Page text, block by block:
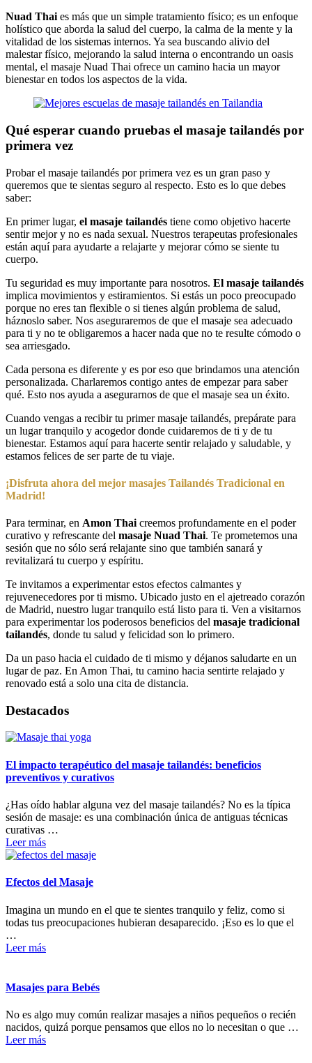
Nuad Thai es más que un simple tratamiento físico; es un enfoque
holístico que aborda la salud del cuerpo, la calma de la mente y la
vitalidad de los sistemas internos. Ya sea buscando alivio del
malestar físico, mejorando la salud interna o encontrando un oasis
mental, el masaje Nuad Thai ofrece un camino hacia un mayor
bienestar en todos los aspectos de la vida.
Qué esperar cuando pruebas el masaje tailandés por
primera vez
Probar el masaje tailandés por primera vez es un gran paso y
queremos que te sientas seguro al respecto. Esto es lo que debes
saber:
En primer lugar, el masaje tailandés tiene como objetivo hacerte
sentir mejor y no es nada sexual. Nuestros terapeutas profesionales
están aquí para ayudarte a relajarte y mejorar cómo se siente tu
cuerpo.
Tu seguridad es muy importante para nosotros. El masaje tailandés
implica movimientos y estiramientos. Si estás un poco preocupado
porque no eres tan flexible o si tienes algún problema de salud,
háznoslo saber. Nos aseguraremos de que el masaje sea adecuado
para ti y no te obligaremos a hacer nada que no te resulte cómodo o
sea arriesgado.
Cada persona es diferente y es por eso que brindamos una atención
personalizada. Charlaremos contigo antes de empezar para saber
qué. Esto nos ayuda a asegurarnos de que el masaje sea un éxito.
Cuando vengas a recibir tu primer masaje tailandés, prepárate para
un lugar tranquilo y acogedor donde cuidaremos de ti y de tu
bienestar. Estamos aquí para hacerte sentir relajado y saludable, y
estamos felices de ser parte de tu viaje.
¡Disfruta ahora del mejor masajes Tailandés Tradicional en
Madrid!
Para terminar, en Amon Thai creemos profundamente en el poder
curativo y refrescante del masaje Nuad Thai. Te prometemos una
sesión que no sólo será relajante sino que también sanará y
revitalizará tu cuerpo y espíritu.
Te invitamos a experimentar estos efectos calmantes y
rejuvenecedores por ti mismo. Ubicado justo en el ajetreado corazón
de Madrid, nuestro lugar tranquilo está listo para ti. Ven a visitarnos
para experimentar los poderosos beneficios del masaje tradicional
tailandés, donde tu salud y felicidad son lo primero.
Da un paso hacia el cuidado de ti mismo y déjanos saludarte en un
lugar de paz. En Amon Thai, tu camino hacia sentirte relajado y
renovado está a solo una cita de distancia.
Destacados
El impacto terapéutico del masaje tailandés: beneficios
preventivos y curativos
¿Has oído hablar alguna vez del masaje tailandés? No es la típica
sesión de masaje: es una combinación única de antiguas técnicas
curativas …
Leer más
Efectos del Masaje
Imagina un mundo en el que te sientes tranquilo y feliz, como si
todas tus preocupaciones hubieran desaparecido. ¡Eso es lo que el
…
Leer más
Masajes para Bebés
No es algo muy común realizar masajes a niños pequeños o recién
nacidos, quizá porque pensamos que ellos no lo necesitan o que …
Leer más